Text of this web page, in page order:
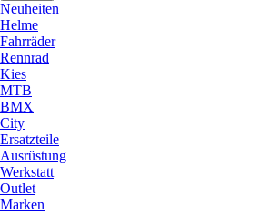
Neuheiten
Helme
Fahrräder
Rennrad
Kies
MTB
BMX
City
Ersatzteile
Ausrüstung
Werkstatt
Outlet
Marken